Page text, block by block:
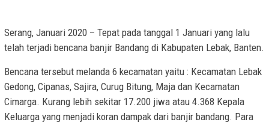
Serang, Januari 2020 – ​Tepat pada tanggal 1 Januari yang lalu
telah terjadi bencana banjir Bandang di Kabupaten Lebak, Banten.
Bencana tersebut melanda 6 kecamatan yaitu : Kecamatan Lebak
Gedong, Cipanas, Sajira, Curug Bitung, Maja dan Kecamatan
Cimarga. Kurang lebih sekitar 17.200 jiwa atau 4.368 Kepala
Keluarga yang menjadi koran dampak dari banjir bandang. Para